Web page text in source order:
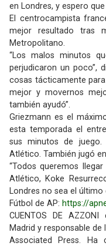
en Londres, y espero
El centrocampista
mejor resultado tras
Metropolitano.
“Los malos minutos
perjudicaron un poco”,
cosas tácticamente
mejor y movernos
también ayudó”.
Griezmann es el
esta temporada el
sus minutos de
Atlético. También jugó
“Todos queremos
Atlético, Koke
Londres no sea el
Fútbol de AP: https://
CUENTOS DE
Madrid y responsable
Associated Press. Ha